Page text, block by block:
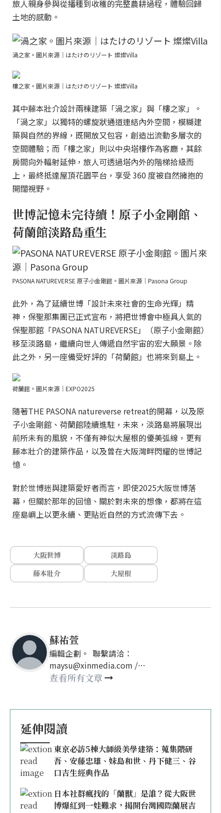
旅人親身參與從播種到收穫的完整農耕過程，體驗回歸
土地的感動。
渦之家。圖片來源｜はたけのリゾート 燦燦Villa
樓之家。圖片來源｜はたけのリゾート 燦燦Villa
其中藤本壯介設計兩棟建築「渦之家」與「樓之家」。
「渦之家」以獨特的螺旋狀通道連結內外空間，模糊建
築與自然的界線，既開放又包容，創造出流動多層次的
空間體驗；而「樓之家」則以中央塔樓作為客廳，其餘
房間向外輻射延伸，旅人可透過塔內外的階梯拾級而
上，最終抵達屋頂花園平台，享受 360 度被自然擁抱的
開闊視野。
世博記憶未完待續！原子小金剛館、
荷蘭館淡路島重生
PASONA NATUREVERSE 原子小金剛館。圖片來源｜Pasona Group
此外，為了延續世博「設計未來社會的生命光輝」精
神，保聖那集團已正式宣布，將把世博會中極具人氣的
保聖那館「PASONA NATUREVERSE」（原子小金剛館）
移至淡路島，繼續向世人傳遞自然宇宙的宏大願景。除
此之外，另一座備受好評的「荷蘭館」也將來到島上。
荷蘭館。圖片來源｜EXPO2025
隨著THE PASONA natureverse retreat的開幕，以及原
子小金剛館、荷蘭館陸續進駐，未來，淡路島將展現出
前所未有的風貌，不僅有神似大屋根的優美弧線，更有
藤本壯介的建築作品，以及曾在大阪灣畔閃耀的世博記
憶。
對於世博迷與建築愛好者而言，即使2025大阪世博落
幕，但關於那年的回憶、關於對未來的想像，都將在這
座島嶼上以更永續、更貼近自然的方式流傳下去。
大阪世博
淡路島
藤本壯介
大屋根
蘇祐萱
編輯企劃。 聯繫請洽：
maysu@xinmedia.com /
may860527@gmail.com
查看所有文章
延伸閱讀
東京必訪5棟大師級美學建築：蒐集隈研
吾、安藤忠雄、妹島和世、丹下健三、谷
口吉生經典作品
日本社群瘋找的「蘭獸」是誰？從大阪世
博爆紅到一娃難求，揭開台灣國際蘭展吉